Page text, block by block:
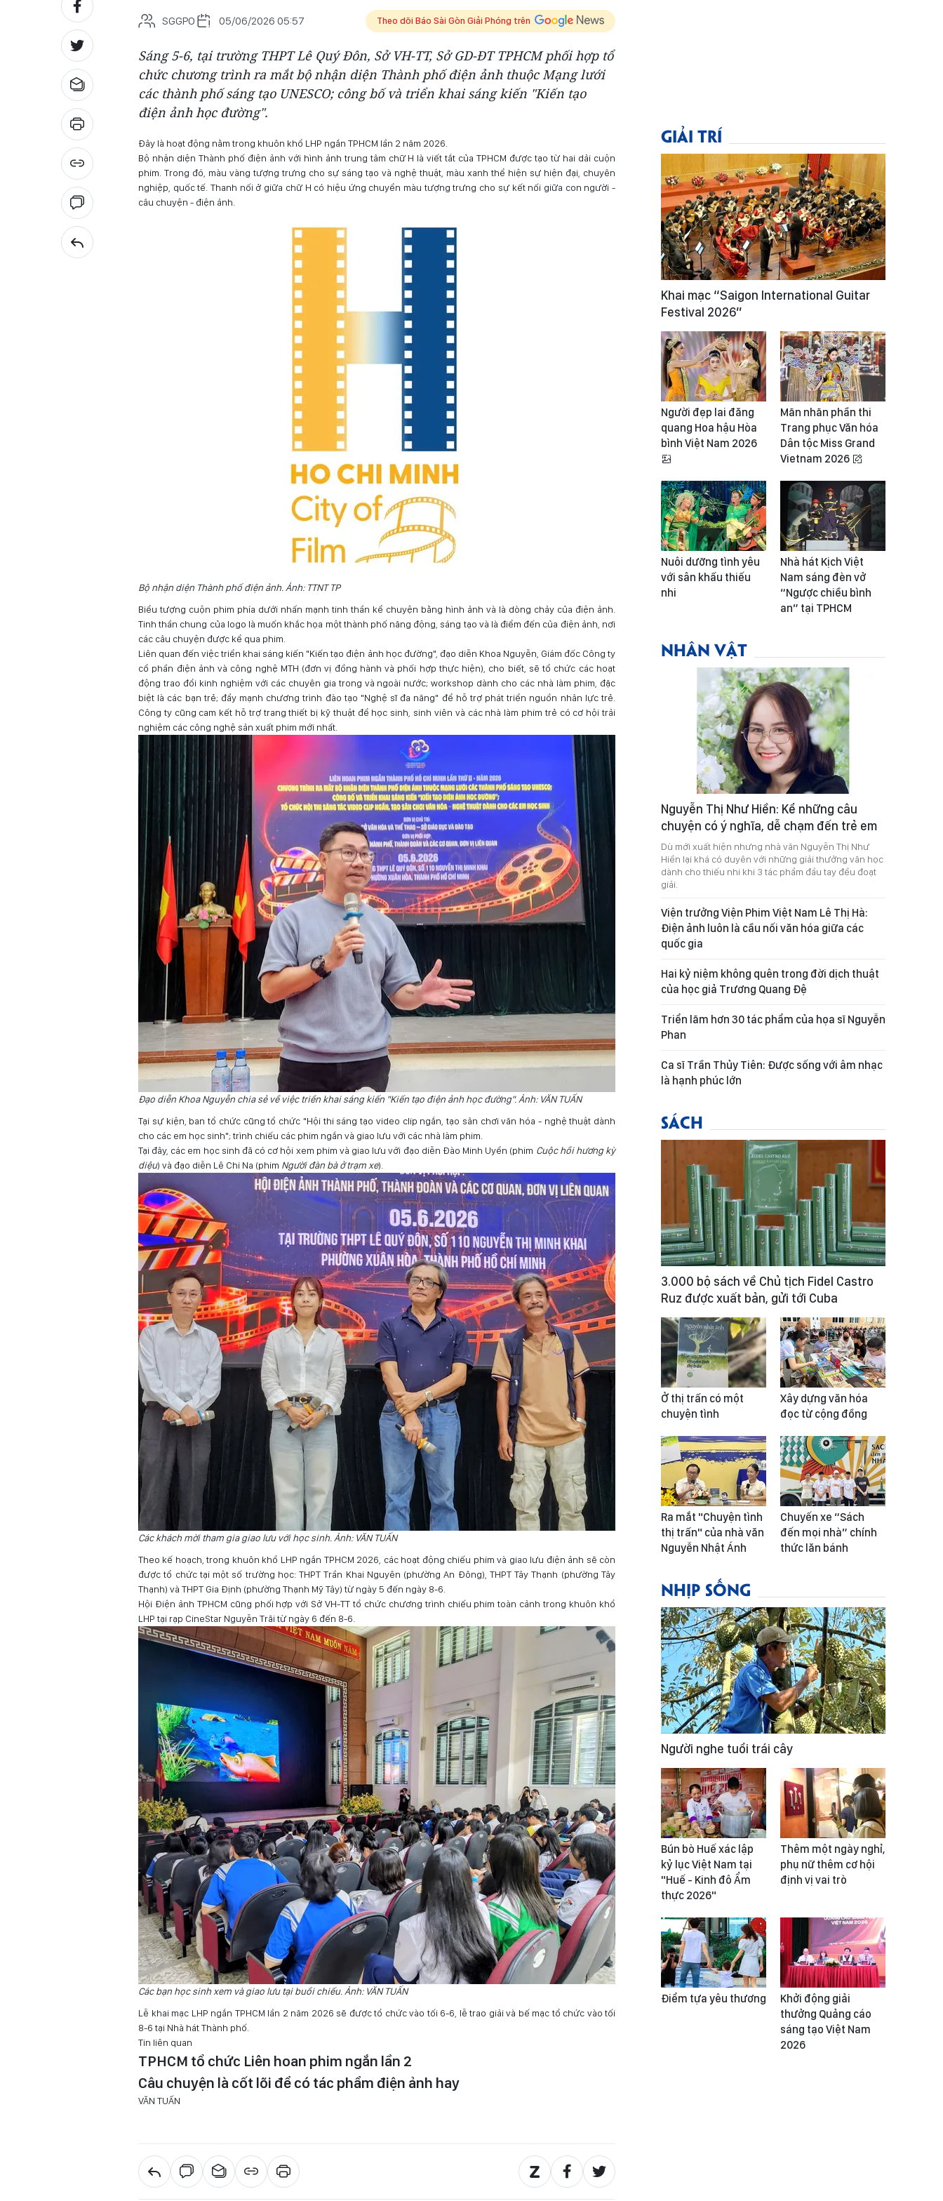
SGGPO 05/06/2026 05:57 Theo dõi Báo Sài Gòn Giải Phóng trên
Sáng 5-6, tại trường THPT Lê Quý Đôn, Sở VH-TT, Sở GD-ĐT TPHCM phối hợp tổ
chức chương trình ra mắt bộ nhận diện Thành phố điện ảnh thuộc Mạng lưới
các thành phố sáng tạo UNESCO; công bố và triển khai sáng kiến "Kiến tạo
điện ảnh học đường".
Đây là hoạt động nằm trong khuôn khổ LHP ngắn TPHCM lần 2 năm 2026.
Bộ nhận diện Thành phố điện ảnh với hình ảnh trung tâm chữ H là viết tắt của TPHCM được tạo từ hai dải cuộn
phim. Trong đó, màu vàng tượng trưng cho sự sáng tạo và nghệ thuật, màu xanh thể hiện sự hiện đại, chuyên
nghiệp, quốc tế. Thanh nối ở giữa chữ H có hiệu ứng chuyển màu tượng trưng cho sự kết nối giữa con người -
câu chuyện - điện ảnh.
Bộ nhận diện Thành phố điện ảnh. Ảnh: TTNT TP
Biểu tượng cuộn phim phía dưới nhấn mạnh tinh thần kể chuyện bằng hình ảnh và là dòng chảy của điện ảnh.
Tinh thần chung của logo là muốn khắc họa một thành phố năng động, sáng tạo và là điểm đến của điện ảnh, nơi
các câu chuyện được kể qua phim.
Liên quan đến việc triển khai sáng kiến "Kiến tạo điện ảnh học đường", đạo diễn Khoa Nguyễn, Giám đốc Công ty
cổ phần điện ảnh và công nghệ MTH (đơn vị đồng hành và phối hợp thực hiện), cho biết, sẽ tổ chức các hoạt
động trao đổi kinh nghiệm với các chuyên gia trong và ngoài nước; workshop dành cho các nhà làm phim, đặc
biệt là các bạn trẻ; đẩy mạnh chương trình đào tạo "Nghệ sĩ đa năng" để hỗ trợ phát triển nguồn nhân lực trẻ.
Công ty cũng cam kết hỗ trợ trang thiết bị kỹ thuật để học sinh, sinh viên và các nhà làm phim trẻ có cơ hội trải
nghiệm các công nghệ sản xuất phim mới nhất.
Đạo diễn Khoa Nguyễn chia sẻ về việc triển khai sáng kiến "Kiến tạo điện ảnh học đường". Ảnh: VĂN TUẤN
Tại sự kiện, ban tổ chức cũng tổ chức "Hội thi sáng tạo video clip ngắn, tạo sân chơi văn hóa - nghệ thuật dành
cho các em học sinh"; trình chiếu các phim ngắn và giao lưu với các nhà làm phim.
Tại đây, các em học sinh đã có cơ hội xem phim và giao lưu với đạo diễn Đào Minh Uyển (phim Cuộc hồi hương kỳ
diệu) và đạo diễn Lê Chi Na (phim Người đàn bà ở trạm xe).
Các khách mời tham gia giao lưu với học sinh. Ảnh: VĂN TUẤN
Theo kế hoạch, trong khuôn khổ LHP ngắn TPHCM 2026, các hoạt động chiếu phim và giao lưu điện ảnh sẽ còn
được tổ chức tại một số trường học: THPT Trần Khai Nguyên (phường An Đông), THPT Tây Thạnh (phường Tây
Thạnh) và THPT Gia Định (phường Thạnh Mỹ Tây) từ ngày 5 đến ngày 8-6.
Hội Điện ảnh TPHCM cũng phối hợp với Sở VH-TT tổ chức chương trình chiếu phim toàn cảnh trong khuôn khổ
LHP tại rạp CineStar Nguyễn Trãi từ ngày 6 đến 8-6.
Các bạn học sinh xem và giao lưu tại buổi chiếu. Ảnh: VĂN TUẤN
Lễ khai mạc LHP ngắn TPHCM lần 2 năm 2026 sẽ được tổ chức vào tối 6-6, lễ trao giải và bế mạc tổ chức vào tối
8-6 tại Nhà hát Thành phố.
Tin liên quan
TPHCM tổ chức Liên hoan phim ngắn lần 2
Câu chuyện là cốt lõi để có tác phẩm điện ảnh hay
VĂN TUẤN
GIẢI TRÍ
Khai mạc “Saigon International Guitar
Festival 2026”
Người đẹp lai đăng
quang Hoa hậu Hòa
bình Việt Nam 2026
Mãn nhãn phần thi
Trang phục Văn hóa
Dân tộc Miss Grand
Vietnam 2026
Nuôi dưỡng tình yêu
với sân khấu thiếu
nhi
Nhà hát Kịch Việt
Nam sáng đèn vở
“Ngược chiều bình
an” tại TPHCM
NHÂN VẬT
Nguyễn Thị Như Hiền: Kể những câu
chuyện có ý nghĩa, dễ chạm đến trẻ em
Dù mới xuất hiện nhưng nhà văn Nguyễn Thị Như
Hiền lại khá có duyên với những giải thưởng văn học
dành cho thiếu nhi khi 3 tác phẩm đầu tay đều đoạt
giải.
Viện trưởng Viện Phim Việt Nam Lê Thị Hà:
Điện ảnh luôn là cầu nối văn hóa giữa các
quốc gia
Hai kỷ niệm không quên trong đời dịch thuật
của học giả Trương Quang Đệ
Triển lãm hơn 30 tác phẩm của họa sĩ Nguyễn
Phan
Ca sĩ Trần Thủy Tiên: Được sống với âm nhạc
là hạnh phúc lớn
SÁCH
3.000 bộ sách về Chủ tịch Fidel Castro
Ruz được xuất bản, gửi tới Cuba
Ở thị trấn có một
chuyện tình
Xây dựng văn hóa
đọc từ cộng đồng
Ra mắt "Chuyện tình
thị trấn" của nhà văn
Nguyễn Nhật Ánh
Chuyến xe “Sách
đến mọi nhà” chính
thức lăn bánh
NHỊP SỐNG
Người nghe tuổi trái cây
Bún bò Huế xác lập
kỷ lục Việt Nam tại
"Huế - Kinh đô Ẩm
thực 2026"
Thêm một ngày nghỉ,
phụ nữ thêm cơ hội
định vị vai trò
Điểm tựa yêu thương
Khởi động giải
thưởng Quảng cáo
sáng tạo Việt Nam
2026